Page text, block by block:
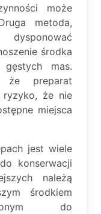
może
metoda,
środka
mas.
preparat
ryzyko, że nie
miejsca
jest wiele
konserwacji
należą
środkiem
do